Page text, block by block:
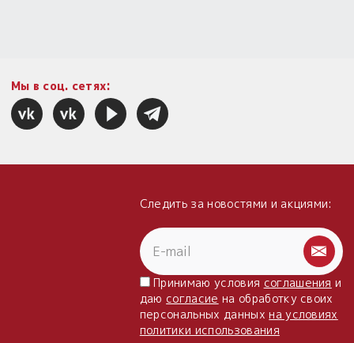
Мы в соц. сетях:
Следить за новостями и акциями:
Принимаю условия соглашения и
даю согласие на обработку своих
персональных данныхна условиях
политики использования